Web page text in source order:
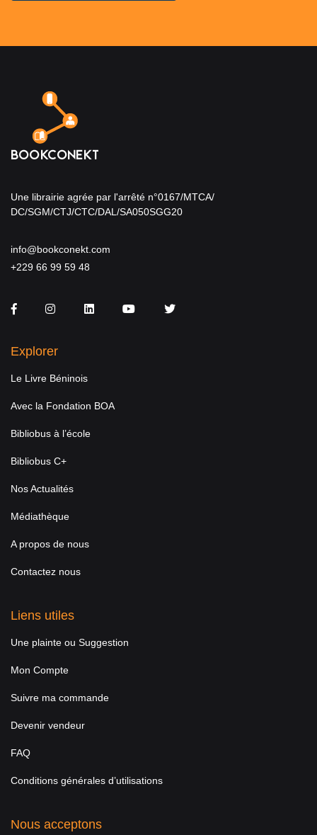
Une librairie agrée par l'arrêté n°0167/MTCA/
DC/SGM/CTJ/CTC/DAL/SA050SGG20
info@bookconekt.com
+229 66 99 59 48
FacebookInstagramLinkedInYou TubeTwitter
Explorer
Le Livre Béninois
Avec la Fondation BOA
Bibliobus à l’école
Bibliobus C+
Nos Actualités
Médiathèque
A propos de nous
Contactez nous
Liens utiles
Une plainte ou Suggestion
Mon Compte
Suivre ma commande
Devenir vendeur
FAQ
Conditions générales d’utilisations
Nous acceptons